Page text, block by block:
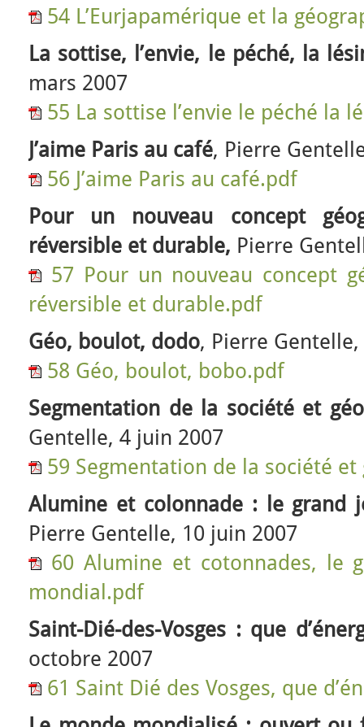
54 L’Eurjapamérique et la
La sottise, l’envie, le péché, la
mars 2007
55 La sottise l’envie le péché la
J’aime Paris au café, Pierre
56 J’aime Paris au café.pdf
Pour un nouveau concept
réversible et durable, Pierre
57 Pour un nouveau concept
réversible et durable.pdf
Géo, boulot, dodo, Pierre
58 Géo, boulot, bobo.pdf
Segmentation de la société et
Gentelle, 4 juin 2007
59 Segmentation de la société
Alumine et colonnade : le grand
Pierre Gentelle, 10 juin 2007
60 Alumine et cotonnades, le
mondial.pdf
Saint-Dié-des-Vosges : que
octobre 2007
61 Saint Dié des Vosges, que